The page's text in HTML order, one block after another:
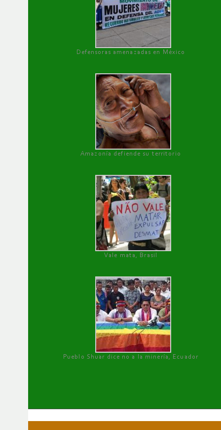
Defensoras amenazadas en México
Amazonía defiende su territorio
Vale mata, Brasil
Pueblo Shuar dice no a la minería, Ecuador